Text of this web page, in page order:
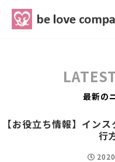
最新の
【お役立ち情報】イン
行